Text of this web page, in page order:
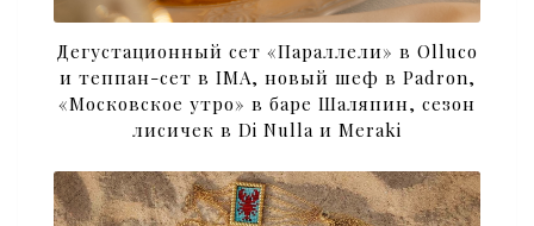
Дегустационный сет «Параллели» в Olluco
и теппан-сет в IMA, новый шеф в Padron,
«Московское утро» в баре Шаляпин, сезон
лисичек в Di Nulla и Meraki